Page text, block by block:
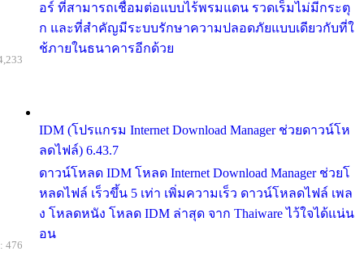
อร์ ที่สามารถเชื่อมต่อแบบไร้พรมแดน รวดเร็มไม่มีกระตุ
ก และที่สำคัญมีระบบรักษาความปลอดภัยแบบเดียวกับที่ใ
ช้ภายในธนาคารอีกด้วย
IDM (โปรแกรม Internet Download Manager ช่วยดาวน์โห
ลดไฟล์) 6.43.7
ดาวน์โหลด IDM โหลด Internet Download Manager ช่วยโ
หลดไฟล์ เร็วขึ้น 5 เท่า เพิ่มความเร็ว ดาวน์โหลดไฟล์ เพล
ง โหลดหนัง โหลด IDM ล่าสุด จาก Thaiware ไว้ใจได้แน่น
อน
476